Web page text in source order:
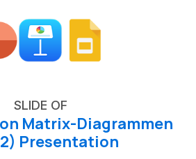
SLIDE OF
Matrix-Diagrammen
Presentation